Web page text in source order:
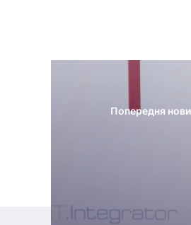
Попередня